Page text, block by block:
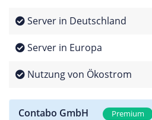
Server in Deutschland
Server in Europa
Nutzung von Ökostrom
Contabo GmbH Premium